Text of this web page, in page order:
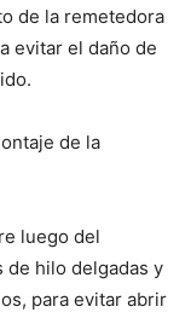
de la remetedora
evitar el daño de
de la
luego del
de hilo delgadas y
para evitar abrir